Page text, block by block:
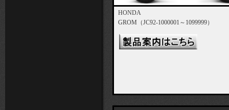
HONDA
GROM（JC92-1000001～1099999）